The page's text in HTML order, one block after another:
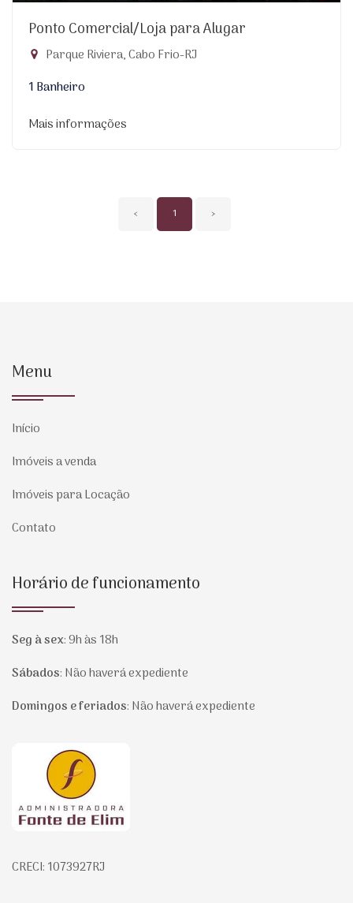
Ponto Comercial/Loja para Alugar
Parque Riviera, Cabo Frio-RJ
1 Banheiro
Mais informações
‹ 1 ›
Menu
Início
Imóveis a venda
Imóveis para Locação
Contato
Horário de funcionamento
Seg à sex:9h às 18h
Sábados: Não haverá expediente
Domingos e feriados: Não haverá expediente
Página inicial
CRECI: 1073927RJ